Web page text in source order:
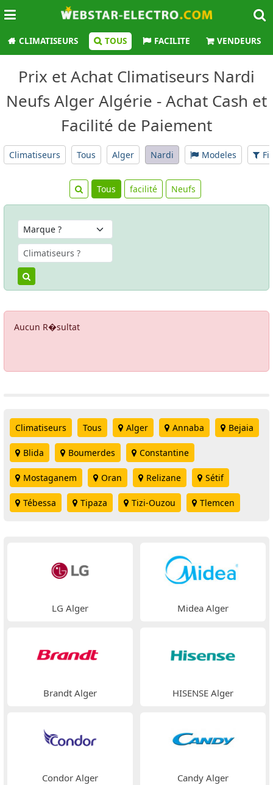
CLIMATISEURS TOUS FACILITE VENDEURS
Prix et Achat Climatiseurs Nardi
Neufs Alger Algérie - Achat Cash et
Facilité de Paiement
Climatiseurs Tous Alger Nardi Modeles
Tous facilité Neufs
Aucun R�sultat
Climatiseurs Tous Alger Annaba Bejaia
Blida Boumerdes Constantine
Mostaganem Oran Relizane Sétif
Tébessa Tipaza Tizi-Ouzou Tlemcen
LG Alger Midea Alger
Brandt Alger HISENSE Alger
Condor Alger Candy Alger